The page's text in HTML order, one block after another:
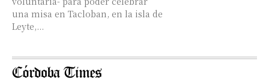
una misa en Tacloban, en la isla de
Leyte,...